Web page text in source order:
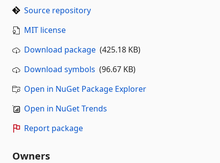
Source repository
MIT license
Download package (425.18 KB)
Download symbols (96.67 KB)
Open in NuGet Package Explorer
Open in NuGet Trends
Report package
Owners